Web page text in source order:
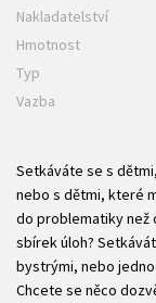
Nakladatelství
Hmotnost
Typ
Vazba
Setkáváte se s
nebo s dětmi, které
do problematiky než
sbírek úloh?
bystrými, nebo
Chcete se něco